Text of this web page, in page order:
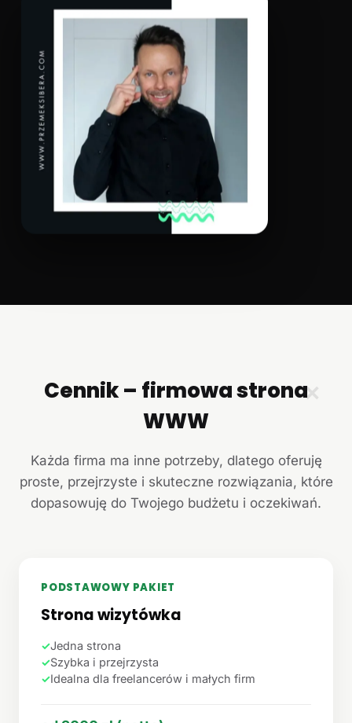
✕
Cennik – firmowa strona
WWW
Każda firma ma inne potrzeby, dlatego oferuję
proste, przejrzyste i skuteczne rozwiązania, które
dopasowuję do Twojego budżetu i oczekiwań.
PODSTAWOWY PAKIET
Strona wizytówka
✓Jedna strona
✓Szybka i przejrzysta
✓Idealna dla freelancerów i małych firm